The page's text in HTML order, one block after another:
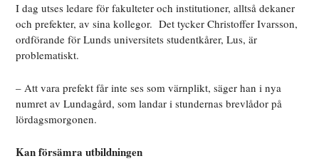
I dag utses ledare för fakulteter och institutioner, alltså dekaner
och prefekter, av sina kollegor. Det tycker Christoffer Ivarsson,
ordförande för Lunds universitets studentkårer, Lus, är
problematiskt.
– Att vara prefekt får inte ses som värnplikt, säger han i nya
numret av Lundagård, som landar i stundernas brevlådor på
lördagsmorgonen.
Kan försämra utbildningen